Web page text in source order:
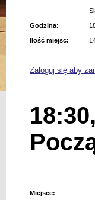
Godzina:
Ilość miejsc:
Zaloguj się aby
Miejsce: